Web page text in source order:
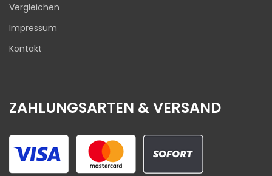
Vergleichen
Impressum
Kontakt
ZAHLUNGSARTEN & VERSAND